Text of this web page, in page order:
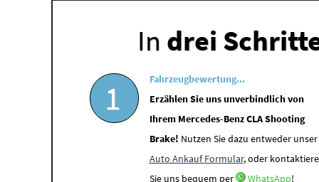
In drei
1
Fahrzeugbewertung...
Erzählen Sie uns unverbindlich von
Ihrem Mercedes-Benz CLA Shooting
Brake! Nutzen Sie dazu entweder unser
Auto Ankauf Formular, oder
Sie uns bequem per
WhatsApp!